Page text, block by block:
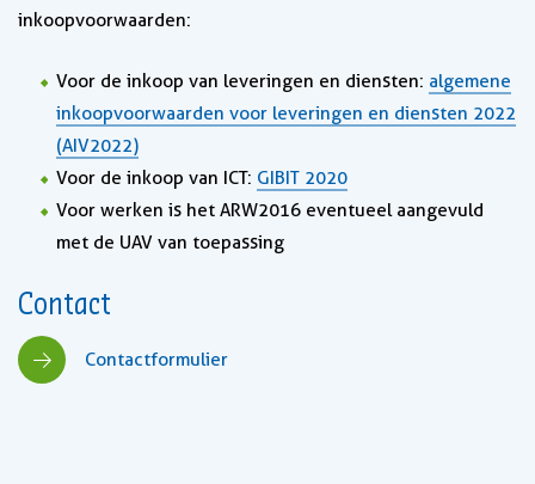
inkoopvoorwaarden:
Voor de inkoop van leveringen en diensten: algemene
inkoopvoorwaarden voor leveringen en diensten 2022
(AIV2022)
Voor de inkoop van ICT: GIBIT 2020
Voor werken is het ARW2016 eventueel aangevuld
met de UAV van toepassing
Contact
Contactformulier